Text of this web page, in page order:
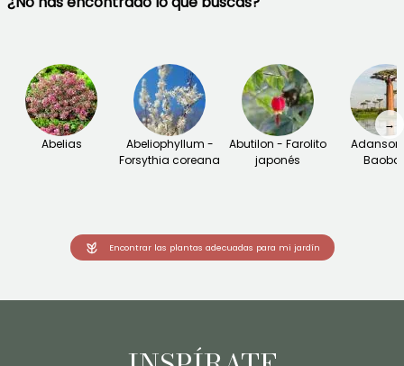
Abelias
Abeliophyllum -
Forsythia coreana
Abutilon - Farolito
japonés
→
Encontrar las plantas adecuadas para mi jardín